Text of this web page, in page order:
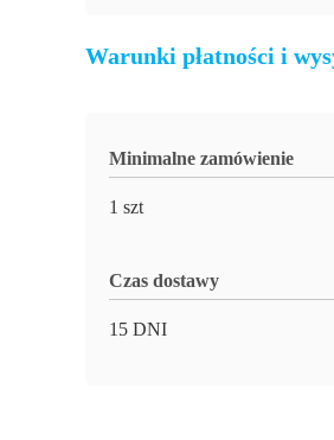
Warunki płatności i
Minimalne zamówienie
1 szt
Czas dostawy
15 DNI